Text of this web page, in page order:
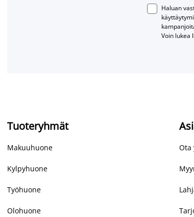
Haluan
Voin lukea
Tuoteryhmät
Makuuhuone
Kylpyhuone
Työhuone
Olohuone
Ota